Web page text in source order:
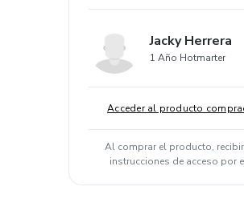
Jacky Herrera
1 Año Hotmarter
Acceder al producto
Al comprar el producto,
instrucciones de acceso por